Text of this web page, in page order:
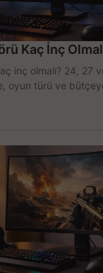
Kaç İnç
inç olmalı? 24, 27
oyun türü ve